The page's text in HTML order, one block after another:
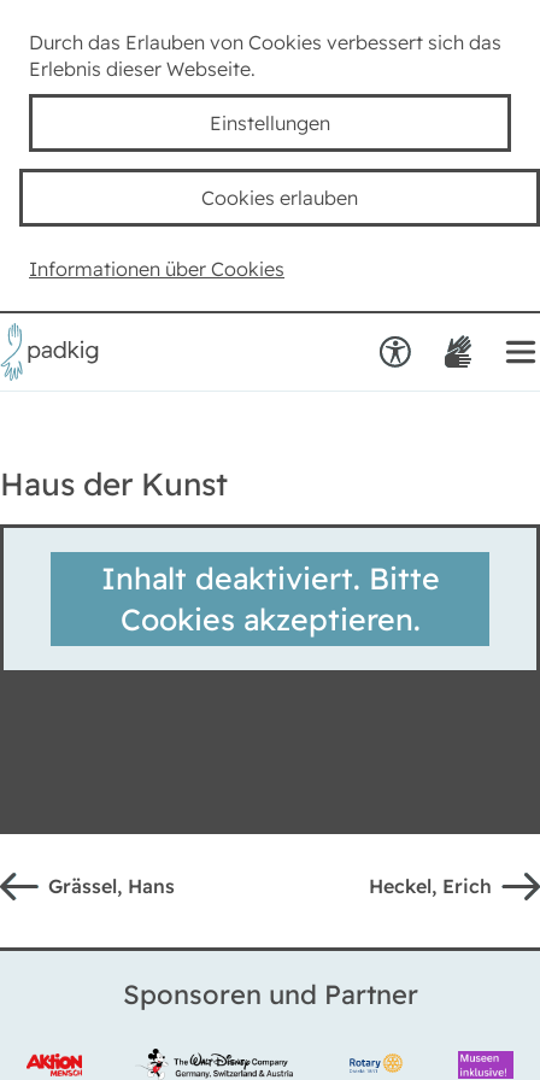
Durch das Erlauben von Cookies verbessert sich das
Erlebnis dieser Webseite.
Einstellungen
Informationen über Cookies
Cookies erlauben
Taube Kultur
Kids
Haben Sie einen Vorschlag?
Haus der Kunst
Inhalt deaktiviert. Bitte
Cookies akzeptieren.
Grässel, Hans Heckel, Erich
Sponsoren und Partner